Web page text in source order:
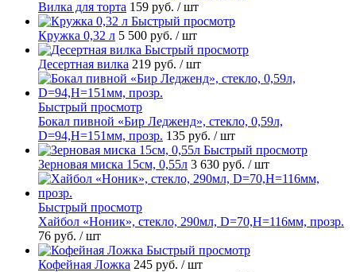
Вилка для торта 159 руб. / шт
Быстрый просмотр
Кружка 0,32 л 5 500 руб. / шт
Быстрый просмотр
Десертная вилка 219 руб. / шт
Быстрый просмотр
Бокал пивной «Бир Ледженд», стекло, 0,59л,
D=94,H=151мм, прозр. 135 руб. / шт
Быстрый просмотр
Зерновая миска 15см, 0,55л 3 630 руб. / шт
Быстрый просмотр
Хайбол «Ноник», стекло, 290мл, D=70,H=116мм, прозр.
76 руб. / шт
Быстрый просмотр
Кофейная Ложка 245 руб. / шт